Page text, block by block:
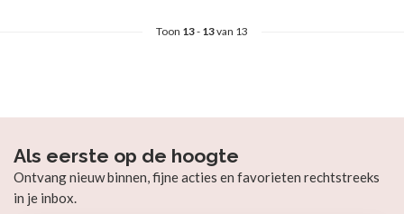
Toon 13- 13van 13
Als eerste op de hoogte
Ontvang nieuw binnen, fijne acties en favorieten rechtstreeks
in je inbox.